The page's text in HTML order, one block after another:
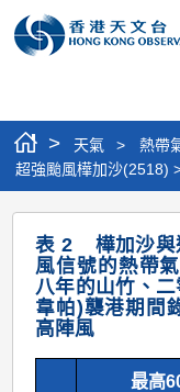
> 天氣 > 熱帶
超強颱風樺加沙(2518)
超
強
颱
風
樺
表 2 樺加沙與
風信號的熱帶
八年的山竹、
韋帕)襲港期間
高陣風
最高